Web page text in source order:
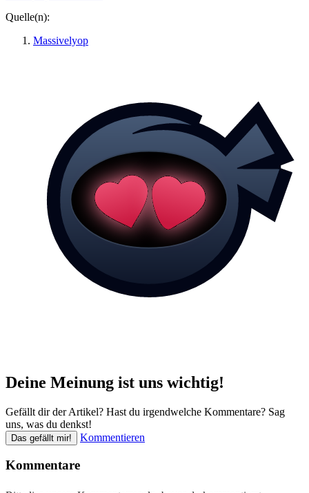
Quelle(n):
Massivelyop
Deine Meinung ist uns wichtig!
Gefällt dir der Artikel? Hast du irgendwelche Kommentare? Sag
uns, was du denkst!
Das gefällt mir! Kommentieren
Kommentare